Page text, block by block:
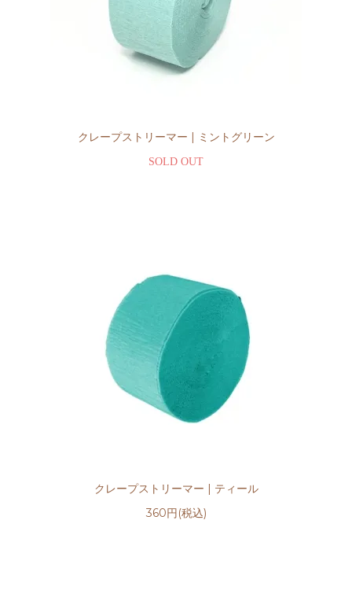
クレープストリーマー | ミントグリーン
SOLD OUT
クレープストリーマー | ティール
360円(税込)